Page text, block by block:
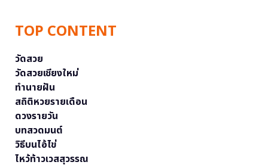
TOP CONTENT
วัดสวย
วัดสวยเชียงใหม่
ทำนายฝัน
สถิติหวยรายเดือน
ดวงรายวัน
บทสวดมนต์
วิธีบนไอ้ไข่
ไหว้ท้าวเวสสุวรรณ